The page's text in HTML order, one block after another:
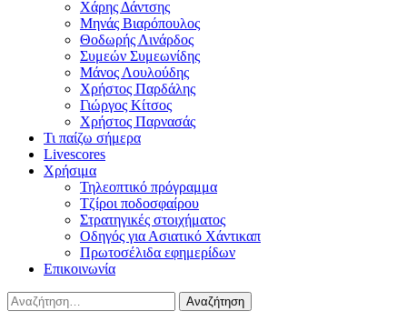
Χάρης Δάντσης
Μηνάς Βιαρόπουλος
Θοδωρής Λινάρδος
Συμεών Συμεωνίδης
Μάνος Λουλούδης
Χρήστος Παρδάλης
Γιώργος Κίτσος
Χρήστος Παρνασάς
Τι παίζω σήμερα
Livescores
Χρήσιμα
Τηλεοπτικό πρόγραμμα
Τζίροι ποδοσφαίρου
Στρατηγικές στοιχήματος
Οδηγός για Ασιατικό Χάντικαπ
Πρωτοσέλιδα εφημερίδων
Επικοινωνία
Αναζήτηση
για: